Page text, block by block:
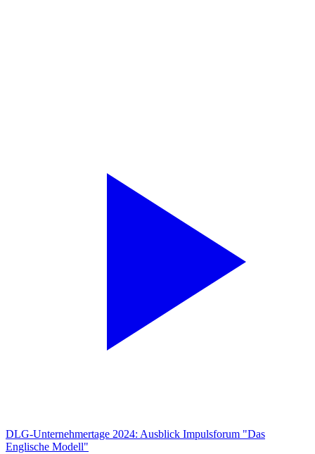
DLG-Unternehmertage 2024: Ausblick Impulsforum "Das
Englische Modell"